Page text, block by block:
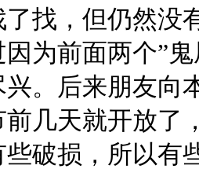
了找，但仍然没
因为前面两个”
兴。后来朋友向
前几天就开放了
些破损，所以有